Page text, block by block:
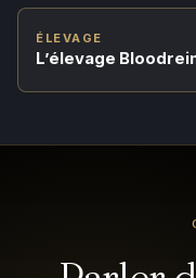
ÉLEVAGE
L’élevage